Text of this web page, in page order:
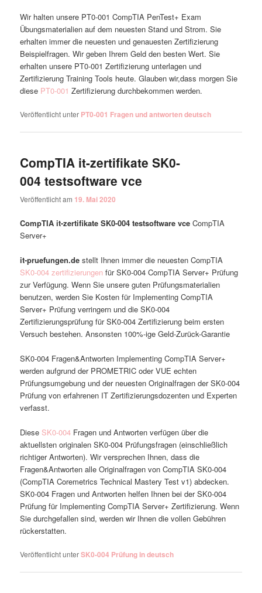
Wir halten unsere PT0-001 CompTIA PenTest+ Exam
Übungsmaterialien auf dem neuesten Stand und Strom. Sie
erhalten immer die neuesten und genauesten Zertifizierung
Beispielfragen. Wir geben Ihrem Geld den besten Wert. Sie
erhalten unsere PT0-001 Zertifizierung unterlagen und
Zertifizierung Training Tools heute. Glauben wir,dass morgen Sie
diese PT0-001 Zertifizierung durchbekommen werden.
Veröffentlicht unter PT0-001 Fragen und antworten deutsch
CompTIA it-zertifikate SK0-
004 testsoftware vce
Veröffentlicht am 19. Mai 2020
CompTIA it-zertifikate SK0-004 testsoftware vce CompTIA
Server+
it-pruefungen.de stellt Ihnen immer die neuesten CompTIA
SK0-004 zertifizierungen für SK0-004 CompTIA Server+ Prüfung
zur Verfügung. Wenn Sie unsere guten Prüfungsmaterialien
benutzen, werden Sie Kosten für Implementing CompTIA
Server+ Prüfung verringern und die SK0-004
Zertifizierungsprüfung für SK0-004 Zertifizierung beim ersten
Versuch bestehen. Ansonsten 100%-ige Geld-Zurück-Garantie
SK0-004 Fragen&Antworten Implementing CompTIA Server+
werden aufgrund der PROMETRIC oder VUE echten
Prüfungsumgebung und der neuesten Originalfragen der SK0-004
Prüfung von erfahrenen IT Zertifizierungsdozenten und Experten
verfasst.
Diese SK0-004 Fragen und Antworten verfügen über die
aktuellsten originalen SK0-004 Prüfungsfragen (einschließlich
richtiger Antworten). Wir versprechen Ihnen, dass die
Fragen&Antworten alle Originalfragen von CompTIA SK0-004
(CompTIA Coremetrics Technical Mastery Test v1) abdecken.
SK0-004 Fragen und Antworten helfen Ihnen bei der SK0-004
Prüfung für Implementing CompTIA Server+ Zertifizierung. Wenn
Sie durchgefallen sind, werden wir Ihnen die vollen Gebühren
rückerstatten.
Veröffentlicht unterSK0-004 Prüfung in deutsch